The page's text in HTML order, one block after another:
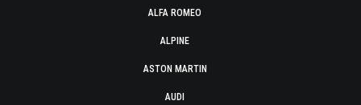
ALFA ROMEO
ALPINE
ASTON MARTIN
AUDI